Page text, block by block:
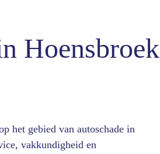
Hoensbroek
het gebied van autoschade in
vakkundigheid en